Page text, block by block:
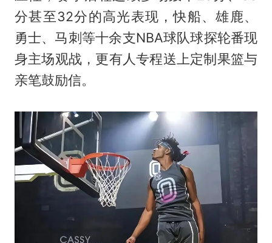
分甚至32分的高光表现，快船、雄鹿、
勇士、马刺等十余支NBA球队球探轮番现
身主场观战，更有人专程送上定制果篮与
亲笔鼓励信。